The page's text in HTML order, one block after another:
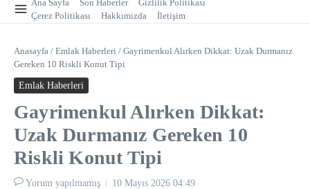
Ana Sayfa Son Haberler
Gizlilik Politikası
Çerez Politikası
Hakkımızda İletişim
Anasayfa / Emlak Haberleri / Gayrimenkul Alırken Dikkat: Uzak Durmanız
Gereken 10 Riskli Konut Tipi
Emlak Haberleri
Gayrimenkul Alırken Dikkat:
Uzak Durmanız Gereken 10
Riskli Konut Tipi
Yorum yapılmamış 10 Mayıs 2026 04:49